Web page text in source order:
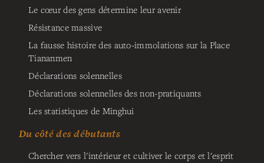
Le cœur des gens détermine leur avenir
Résistance massive
La fausse histoire des auto-immolations sur la Place
Tiananmen
Déclarations solennelles
Déclarations solennelles des non-pratiquants
Les statistiques de Minghui
Du côté des débutants
Chercher vers l'intérieur et cultiver le corps et l'esprit